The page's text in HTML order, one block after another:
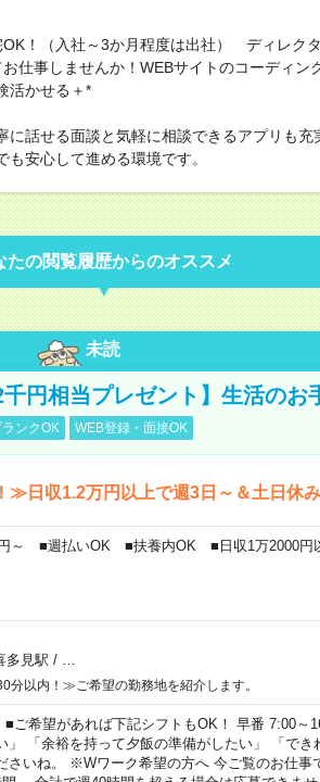
OK！（入社～3か月程度は出社） ディレク
仕事しませんか！WEBサイトのコーディン
活かせる＋*
に話せる面談と気軽に相談できるアプリも充
安心して進める環境です。
たの閲覧履歴からのオススメ
未読
円相当プレゼント】生活のお
ランクOK WEB登録・面接OK
日収1.2万円以上で週3日～＆土日休み
円～ ■週払いOK ■扶養内OK ■日収1万2000円
多見駅 /
分以内！≫ご希望の勤務地を紹介します。
ご希望があれば下記シフトもOK！ 早番 7:00～
」 「余裕を持って夕飯の準備がしたい」 「でき
さいね。 ※Wワーク希望の方へ 今ご覧のお仕事